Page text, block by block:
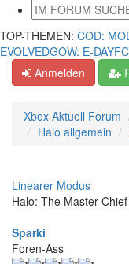
TOP-THEMEN: COD:
EVOLVEDGOW: E-DAY
Anmelden
Xbox Aktuell Forum
Halo allgemein
Linearer Modus
Halo: The Master
Sparki
Foren-Ass